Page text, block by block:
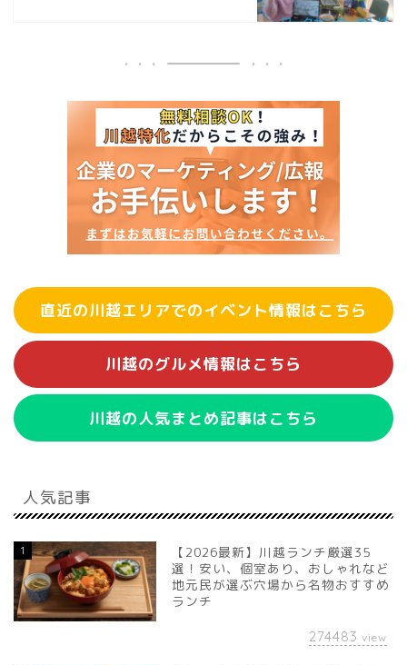
直近の川越エリアでのイベント情報はこちら
川越のグルメ情報はこちら
川越の人気まとめ記事はこちら
人気記事
1
【2026最新】川越ランチ厳選35
選！安い、個室あり、おしゃれなど
地元民が選ぶ穴場から名物おすすめ
ランチ
274483 view